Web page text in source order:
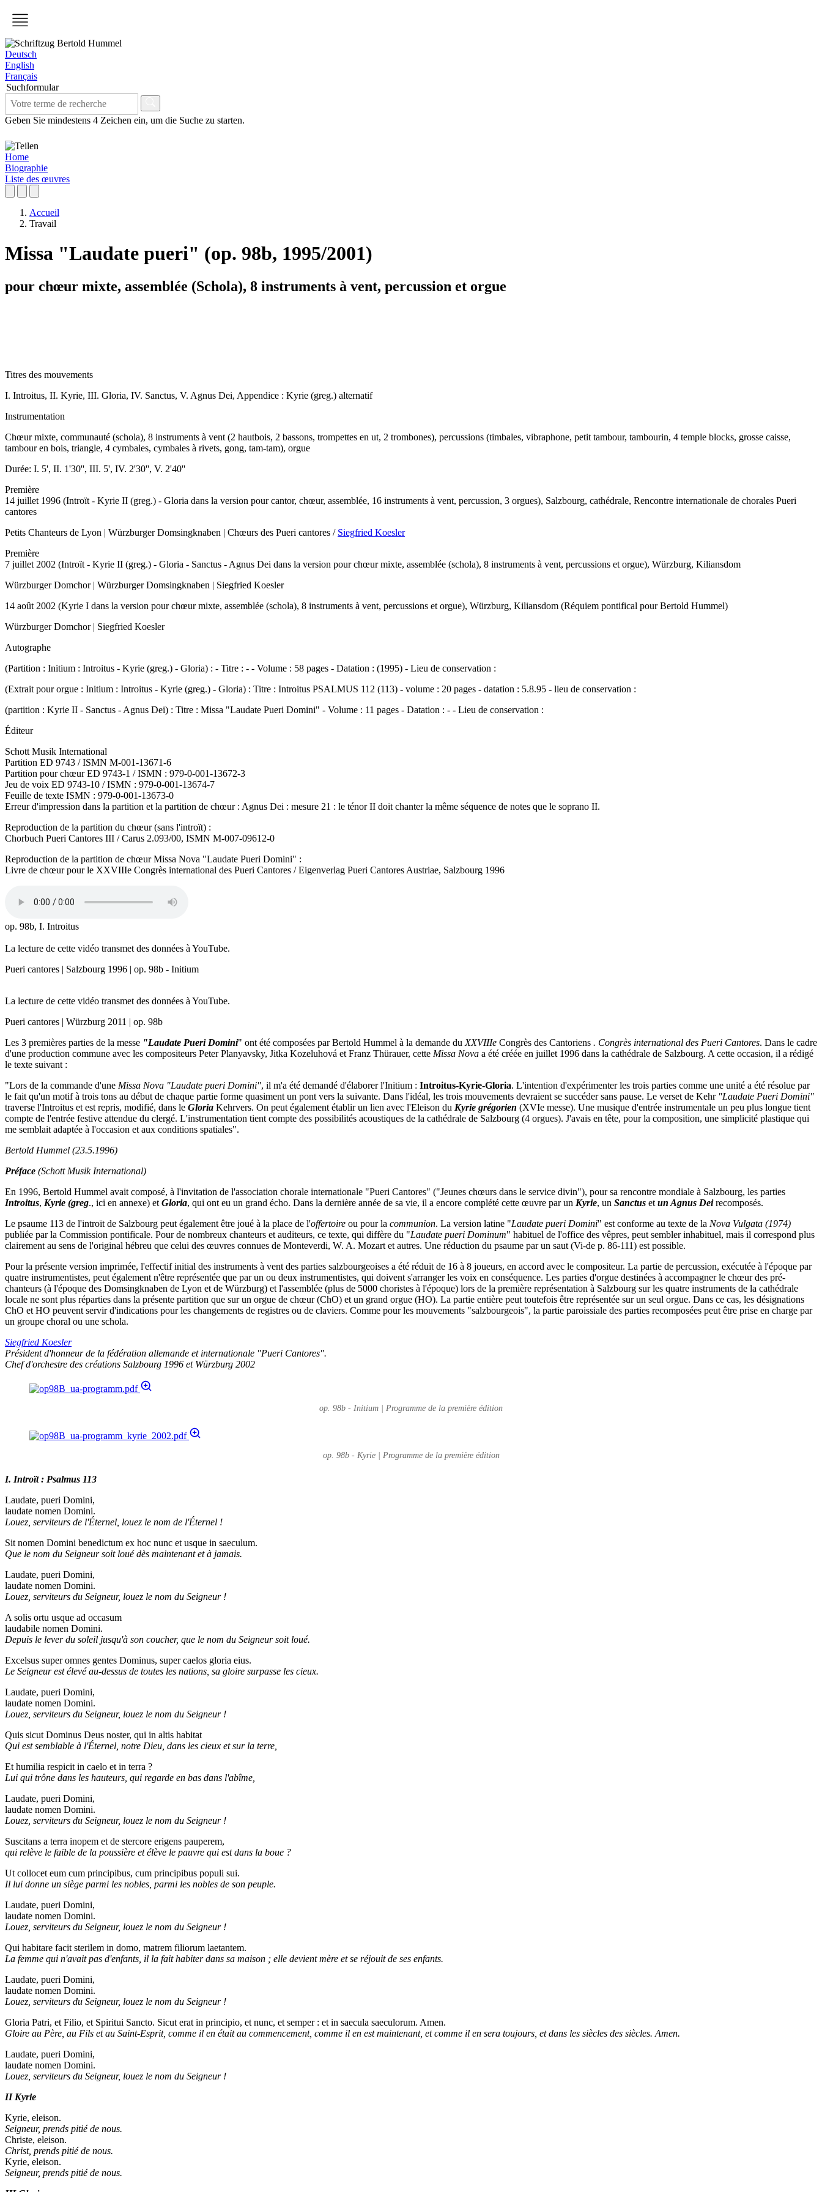
Deutsch
English
Français
Suchformular
Geben Sie mindestens 4 Zeichen ein, um die Suche zu starten.
Home
Biographie
Liste des œuvres
Accueil
Travail
Missa "Laudate pueri" (op. 98b, 1995/2001)
pour chœur mixte, assemblée (Schola), 8 instruments à vent, percussion et orgue
Titres des mouvements
I. Introitus, II. Kyrie, III. Gloria, IV. Sanctus, V. Agnus Dei, Appendice : Kyrie (greg.) alternatif
Instrumentation
Chœur mixte, communauté (schola), 8 instruments à vent (2 hautbois, 2 bassons, trompettes en ut, 2 trombones), percussions (timbales, vibraphone, petit tambour, tambourin, 4 temple blocks, grosse caisse,
tambour en bois, triangle, 4 cymbales, cymbales à rivets, gong, tam-tam), orgue
Durée: I. 5', II. 1'30'', III. 5', IV. 2'30'', V. 2'40''
Première
14 juillet 1996 (Introït - Kyrie II (greg.) - Gloria dans la version pour cantor, chœur, assemblée, 16 instruments à vent, percussion, 3 orgues), Salzbourg, cathédrale, Rencontre internationale de chorales Pueri
cantores
Petits Chanteurs de Lyon | Würzburger Domsingknaben | Chœurs des Pueri cantores / Siegfried Koesler
Première
7 juillet 2002 (Introït - Kyrie II (greg.) - Gloria - Sanctus - Agnus Dei dans la version pour chœur mixte, assemblée (schola), 8 instruments à vent, percussions et orgue), Würzburg, Kiliansdom
Würzburger Domchor | Würzburger Domsingknaben | Siegfried Koesler
14 août 2002 (Kyrie I dans la version pour chœur mixte, assemblée (schola), 8 instruments à vent, percussions et orgue), Würzburg, Kiliansdom (Réquiem pontifical pour Bertold Hummel)
Würzburger Domchor | Siegfried Koesler
Autographe
(Partition : Initium : Introitus - Kyrie (greg.) - Gloria) : - Titre : - - Volume : 58 pages - Datation : (1995) - Lieu de conservation :
(Extrait pour orgue : Initium : Introitus - Kyrie (greg.) - Gloria) : Titre : Introitus PSALMUS 112 (113) - volume : 20 pages - datation : 5.8.95 - lieu de conservation :
(partition : Kyrie II - Sanctus - Agnus Dei) : Titre : Missa "Laudate Pueri Domini" - Volume : 11 pages - Datation : - - Lieu de conservation :
Éditeur
Schott Musik International
Partition ED 9743 / ISMN M-001-13671-6
Partition pour chœur ED 9743-1 / ISMN : 979-0-001-13672-3
Jeu de voix ED 9743-10 / ISMN : 979-0-001-13674-7
Feuille de texte ISMN : 979-0-001-13673-0
Erreur d'impression dans la partition et la partition de chœur : Agnus Dei : mesure 21 : le ténor II doit chanter la même séquence de notes que le soprano II.
Reproduction de la partition du chœur (sans l'introït) :
Chorbuch Pueri Cantores III / Carus 2.093/00, ISMN M-007-09612-0
Reproduction de la partition de chœur Missa Nova "Laudate Pueri Domini" :
Livre de chœur pour le XXVIIIe Congrès international des Pueri Cantores / Eigenverlag Pueri Cantores Austriae, Salzbourg 1996
op. 98b, I. Introitus
La lecture de cette vidéo transmet des données à YouTube.
Pueri cantores | Salzbourg 1996 | op. 98b - Initium
La lecture de cette vidéo transmet des données à YouTube.
Pueri cantores | Würzburg 2011 | op. 98b
Les 3 premières parties de la messe "Laudate Pueri Domini" ont été composées par Bertold Hummel à la demande du XXVIIIe Congrès des Cantoriens . Congrès international des Pueri Cantores. Dans le cadre
d'une production commune avec les compositeurs Peter Planyavsky, Jitka Kozeluhová et Franz Thürauer, cette Missa Nova a été créée en juillet 1996 dans la cathédrale de Salzbourg. A cette occasion, il a rédigé
le texte suivant :
"Lors de la commande d'une Missa Nova "Laudate pueri Domini", il m'a été demandé d'élaborer l'Initium : Introitus-Kyrie-Gloria. L'intention d'expérimenter les trois parties comme une unité a été résolue par
le fait qu'un motif à trois tons au début de chaque partie forme quasiment un pont vers la suivante. Dans l'idéal, les trois mouvements devraient se succéder sans pause. Le verset de Kehr "Laudate Pueri Domini"
traverse l'Introitus et est repris, modifié, dans le Gloria Kehrvers. On peut également établir un lien avec l'Eleison du Kyrie grégorien (XVIe messe). Une musique d'entrée instrumentale un peu plus longue tient
compte de l'entrée festive attendue du clergé. L'instrumentation tient compte des possibilités acoustiques de la cathédrale de Salzbourg (4 orgues). J'avais en tête, pour la composition, une simplicité plastique qui
me semblait adaptée à l'occasion et aux conditions spatiales".
Bertold Hummel (23.5.1996)
Préface (Schott Musik International)
En 1996, Bertold Hummel avait composé, à l'invitation de l'association chorale internationale "Pueri Cantores" ("Jeunes chœurs dans le service divin"), pour sa rencontre mondiale à Salzbourg, les parties
Introitus, Kyrie (greg., ici en annexe) et Gloria, qui ont eu un grand écho. Dans la dernière année de sa vie, il a encore complété cette œuvre par un Kyrie, un Sanctus et un Agnus Deirecomposés.
Le psaume 113 de l'introït de Salzbourg peut également être joué à la place de l'offertoire ou pour la communion. La version latine "Laudate pueri Domini" est conforme au texte de la Nova Vulgata (1974)
publiée par la Commission pontificale. Pour de nombreux chanteurs et auditeurs, ce texte, qui diffère du "Laudate pueri Dominum" habituel de l'office des vêpres, peut sembler inhabituel, mais il correspond plus
clairement au sens de l'original hébreu que celui des œuvres connues de Monteverdi, W. A. Mozart et autres. Une réduction du psaume par un saut (Vi-de p. 86-111) est possible.
Pour la présente version imprimée, l'effectif initial des instruments à vent des parties salzbourgeoises a été réduit de 16 à 8 joueurs, en accord avec le compositeur. La partie de percussion, exécutée à l'époque par
quatre instrumentistes, peut également n'être représentée que par un ou deux instrumentistes, qui doivent s'arranger les voix en conséquence. Les parties d'orgue destinées à accompagner le chœur des pré-
chanteurs (à l'époque des Domsingknaben de Lyon et de Würzburg) et l'assemblée (plus de 5000 choristes à l'époque) lors de la première représentation à Salzbourg sur les quatre instruments de la cathédrale
locale ne sont plus réparties dans la présente partition que sur un orgue de chœur (ChO) et un grand orgue (HO). La partie entière peut toutefois être représentée sur un seul orgue. Dans ce cas, les désignations
ChO et HO peuvent servir d'indications pour les changements de registres ou de claviers. Comme pour les mouvements "salzbourgeois", la partie paroissiale des parties recomposées peut être prise en charge par
un groupe choral ou une schola.
Siegfried Koesler
Président d'honneur de la fédération allemande et internationale "Pueri Cantores".
Chef d'orchestre des créations Salzbourg 1996 et Würzburg 2002
op. 98b - Initium | Programme de la première édition
op. 98b - Kyrie | Programme de la première édition
I. Introït : Psalmus 113
Laudate, pueri Domini,
laudate nomen Domini.
Louez, serviteurs de l'Éternel, louez le nom de l'Éternel !
Sit nomen Domini benedictum ex hoc nunc et usque in saeculum.
Que le nom du Seigneur soit loué dès maintenant et à jamais.
Laudate, pueri Domini,
laudate nomen Domini.
Louez, serviteurs du Seigneur, louez le nom du Seigneur !
A solis ortu usque ad occasum
laudabile nomen Domini.
Depuis le lever du soleil jusqu'à son coucher, que le nom du Seigneur soit loué.
Excelsus super omnes gentes Dominus, super caelos gloria eius.
Le Seigneur est élevé au-dessus de toutes les nations, sa gloire surpasse les cieux.
Laudate, pueri Domini,
laudate nomen Domini.
Louez, serviteurs du Seigneur, louez le nom du Seigneur !
Quis sicut Dominus Deus noster, qui in altis habitat
Qui est semblable à l'Éternel, notre Dieu, dans les cieux et sur la terre,
Et humilia respicit in caelo et in terra ?
Lui qui trône dans les hauteurs, qui regarde en bas dans l'abîme,
Laudate, pueri Domini,
laudate nomen Domini.
Louez, serviteurs du Seigneur, louez le nom du Seigneur !
Suscitans a terra inopem et de stercore erigens pauperem,
qui relève le faible de la poussière et élève le pauvre qui est dans la boue ?
Ut collocet eum cum principibus, cum principibus populi sui.
Il lui donne un siège parmi les nobles, parmi les nobles de son peuple.
Laudate, pueri Domini,
laudate nomen Domini.
Louez, serviteurs du Seigneur, louez le nom du Seigneur !
Qui habitare facit sterilem in domo, matrem filiorum laetantem.
La femme qui n'avait pas d'enfants, il la fait habiter dans sa maison ; elle devient mère et se réjouit de ses enfants.
Laudate, pueri Domini,
laudate nomen Domini.
Louez, serviteurs du Seigneur, louez le nom du Seigneur !
Gloria Patri, et Filio, et Spiritui Sancto. Sicut erat in principio, et nunc, et semper : et in saecula saeculorum. Amen.
Gloire au Père, au Fils et au Saint-Esprit, comme il en était au commencement, comme il en est maintenant, et comme il en sera toujours, et dans les siècles des siècles. Amen.
Laudate, pueri Domini,
laudate nomen Domini.
Louez, serviteurs du Seigneur, louez le nom du Seigneur !
II Kyrie
Kyrie, eleison.
Seigneur, prends pitié de nous.
Christe, eleison.
Christ, prends pitié de nous.
Kyrie, eleison.
Seigneur, prends pitié de nous.